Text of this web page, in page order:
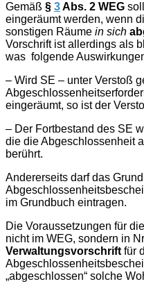
Gemäß § 3Abs. 2 WEG soll
eingeräumt werden, wenn
sonstigen Räume in sich
Vorschrift ist allerdings als
was folgende
– Wird SE – unter Verstoß
eingeräumt, so ist der
– Der Fortbestand des SE
die die Abgeschlossenheit
berührt.
Andererseits darf das
im Grundbuch eintragen.
Die Voraussetzungen für
nicht im WEG, sondern in
Verwaltungsvorschrift für
„abgeschlossen“ solche